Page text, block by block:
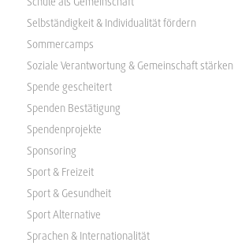
Selbständigkeit & Individualität fördern
Sommercamps
Soziale Verantwortung & Gemeinschaft stärken
Spende gescheitert
Spenden Bestätigung
Spendenprojekte
Sponsoring
Sport & Freizeit
Sport & Gesundheit
Sport Alternative
Sprachen & Internationalität